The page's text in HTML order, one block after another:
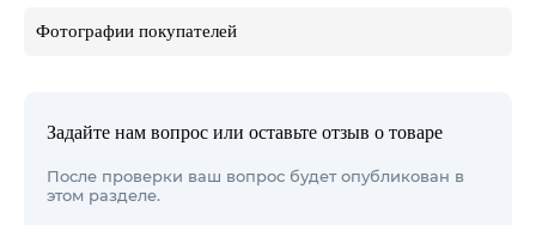
Фотографии покупателей
Задайте нам вопрос или оставьте отзыв о товаре
После проверки ваш вопрос будет опубликован в
этом разделе.